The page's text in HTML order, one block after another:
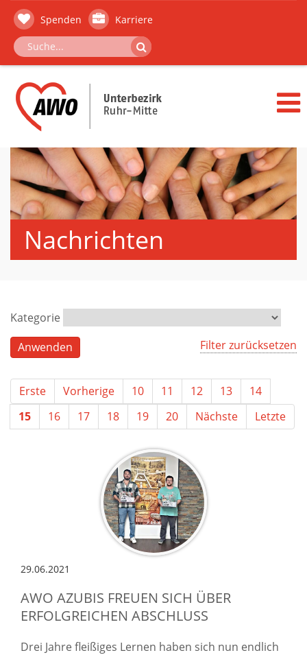
Spenden Karriere
Nachrichten
Kategorie
Filter zurücksetzen
Erste Vorherige 10 11 12 13
14
15
16 17 18 19 20 Nächste Letzte
29.06.2021
AWO AZUBIS FREUEN SICH ÜBER
ERFOLGREICHEN ABSCHLUSS
Drei Jahre fleißiges Lernen haben sich nun endlich